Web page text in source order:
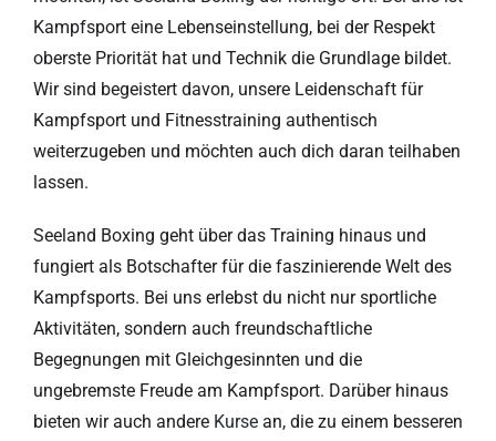
Kampfsport eine Lebenseinstellung, bei der Respekt
oberste Priorität hat und Technik die Grundlage bildet.
Wir sind begeistert davon, unsere Leidenschaft für
Kampfsport und Fitnesstraining authentisch
weiterzugeben und möchten auch dich daran teilhaben
lassen.
Seeland Boxing geht über das Training hinaus und
fungiert als Botschafter für die faszinierende Welt des
Kampfsports. Bei uns erlebst du nicht nur sportliche
Aktivitäten, sondern auch freundschaftliche
Begegnungen mit Gleichgesinnten und die
ungebremste Freude am Kampfsport. Darüber hinaus
bieten wir auch andere Kursean, die zu einem besseren